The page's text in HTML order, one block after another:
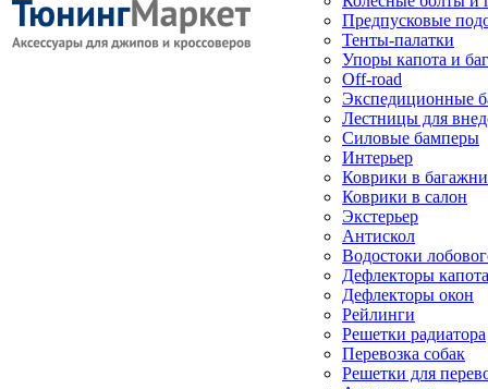
Предпусковые
Тенты-палатки
Упоры капота и
Off-road
Экспедиционные
Лестницы для
Силовые бамперы
Интерьер
Коврики в
Коврики в салон
Экстерьер
Антискол
Водостоки
Дефлекторы капота
Дефлекторы окон
Рейлинги
Решетки радиатора
Перевозка собак
Решетки для